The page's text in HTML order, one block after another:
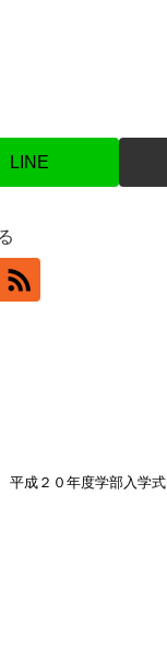
LINE
平成２０年度学部入学式